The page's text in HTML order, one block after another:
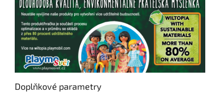
Doplňkové parametry